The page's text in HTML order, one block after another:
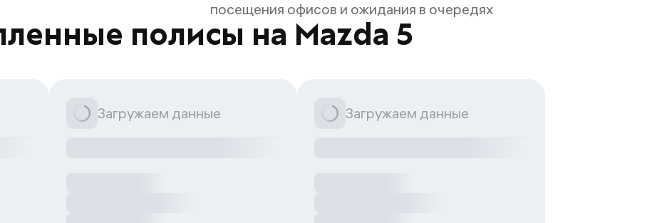
посещения офисов и ожидания в очередях
полисы на Mazda 5
Загружаем данные Загружаем данные